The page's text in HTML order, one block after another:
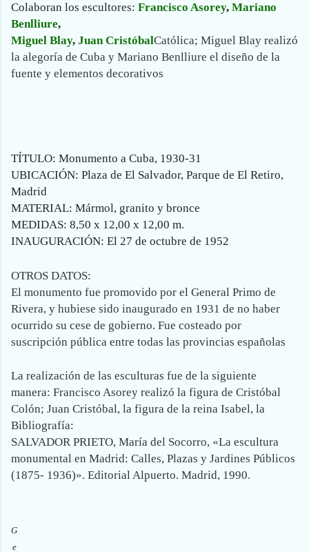
Colaboran los escultores: Francisco Asorey, Mariano
Benlliure,
Miguel Blay, Juan CristóbalCatólica; Miguel Blay realizó
la alegoría de Cuba y Mariano Benlliure el diseño de la
fuente y elementos decorativos
TÍTULO: Monumento a Cuba, 1930-31
UBICACIÓN: Plaza de El Salvador, Parque de El Retiro,
Madrid
MATERIAL: Mármol, granito y bronce
MEDIDAS: 8,50 x 12,00 x 12,00 m.
INAUGURACIÓN: El 27 de octubre de 1952
OTROS DATOS:
El monumento fue promovido por el General Primo de
Rivera, y hubiese sido inaugurado en 1931 de no haber
ocurrido su cese de gobierno. Fue costeado por
suscripción pública entre todas las provincias españolas
La realización de las esculturas fue de la siguiente
manera: Francisco Asorey realizó la figura de Cristóbal
Colón; Juan Cristóbal, la figura de la reina Isabel, la
Bibliografía:
SALVADOR PRIETO, María del Socorro, «La escultura
monumental en Madrid: Calles, Plazas y Jardines Públicos
(1875- 1936)». Editorial Alpuerto. Madrid, 1990.
G
e